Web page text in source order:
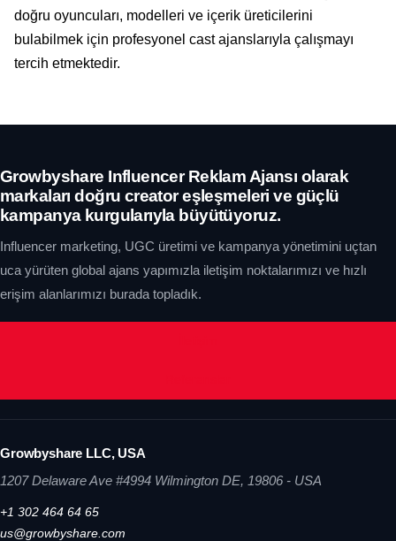
doğru oyuncuları, modelleri ve içerik üreticilerini
bulabilmek için profesyonel cast ajanslarıyla çalışmayı
tercih etmektedir.
Growbyshare Influencer Reklam Ajansı olarak
markaları doğru creator eşleşmeleri ve güçlü
kampanya kurgularıyla büyütüyoruz.
Influencer marketing, UGC üretimi ve kampanya yönetimini uçtan
uca yürüten global ajans yapımızla iletişim noktalarımızı ve hızlı
erişim alanlarımızı burada topladık.
Growbyshare LLC, USA
1207 Delaware Ave #4994 Wilmington DE, 19806 - USA
+1 302 464 64 65
us@growbyshare.com